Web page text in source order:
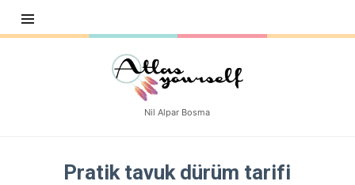
Atlasyourself
Nil Alpar Bosma
Pratik tavuk dürüm tarifi